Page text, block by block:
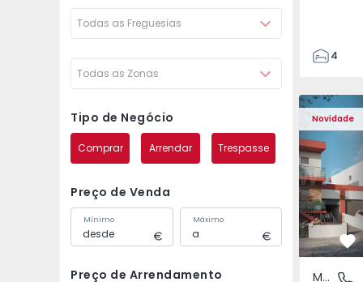
Todas as Freguesias
Todas as Zonas
Tipo de Negócio
Comprar Arrendar Trespasse
Preço de Venda
Mínimo Máximo
Preço de Arrendamento
4
135
193
240
Novidade
Moradia Geminada
Moradia
Moradia Geminada